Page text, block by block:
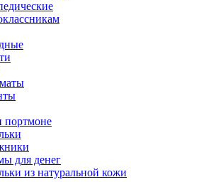
портмоне
для денег
из натуральной кожи